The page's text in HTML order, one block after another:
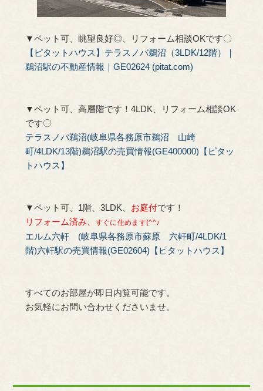
▼ペット可、眺望良好◎、リフォーム相談OKです〇
【ピタットハウス】テラスノバ鵜沼（3LDK/12階）｜
鵜沼駅の不動産情報｜GE02624 (pitat.com)
▼ペット可、高層階です！4LDK、リフォーム相談OK
です〇
テラスノバ鵜沼(岐阜県各務原市鵜沼 山崎
町/4LDK/13階)鵜沼駅の売買情報(GE400000)【ピタッ
トハウス】
▼ペット可、1階、3LDK、 お庭付です！
リフォーム済み、
すぐに住めます(^^♪
エルム六軒 (岐阜県各務原市蘇原 六軒町/4LDK/1
階)六軒駅の売買情報(GE02604)【ピタットハウス】
すべてのお部屋が即日内覧可能です。
お気軽にお問い合わせくださいませ。